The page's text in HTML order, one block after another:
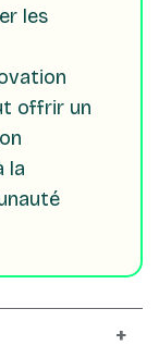
les
offrir un
la